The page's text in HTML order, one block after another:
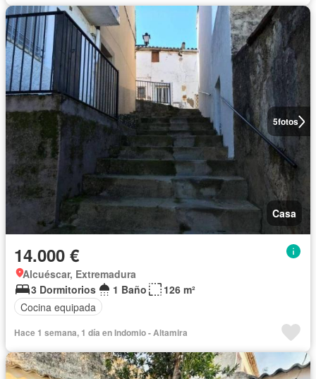
5fotos
Casa
14.000 €
Alcuéscar, Extremadura
3 Dormitorios
1 Baño
126 m²
Cocina equipada
Hace 1 semana, 1 día en Indomio - Altamira